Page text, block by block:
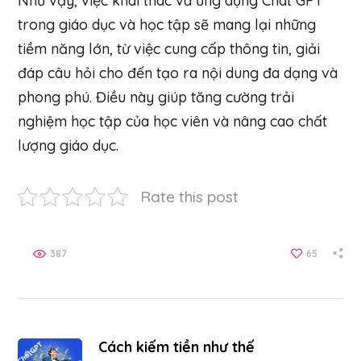
trong giáo dục và học tập sẽ mang lại những
tiềm năng lớn, từ việc cung cấp thông tin, giải
đáp câu hỏi cho đến tạo ra nội dung đa dạng và
phong phú. Điều này giúp tăng cường trải
nghiệm học tập của học viên và nâng cao chất
lượng giáo dục.
Rate this post
65
387
Cách kiếm tiền như thế